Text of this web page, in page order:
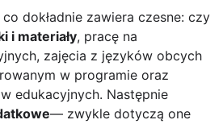
dokładnie zawiera czesne: czy
i materiały, pracę na
zajęcia z języków obcych
w programie oraz
edukacyjnych. Następnie
— zwykle dotyczą one